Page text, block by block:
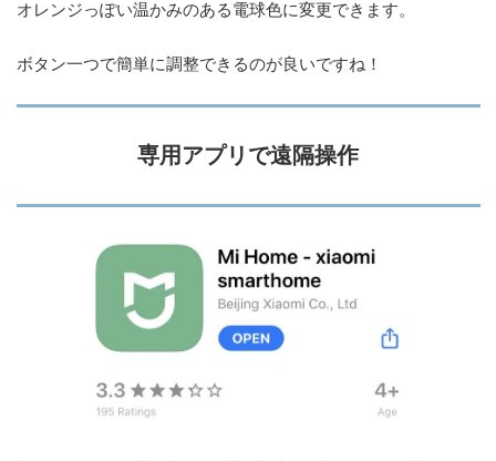
オレンジっぽい温かみのある電球色に変更できます。
ボタン一つで簡単に調整できるのが良いですね！
専用アプリで遠隔操作